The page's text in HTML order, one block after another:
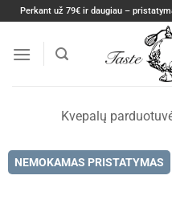
Skip
content
Perkant už 79€ ir daugiau –
Kvepalų
NEMOKAMAS PRISTATYMAS